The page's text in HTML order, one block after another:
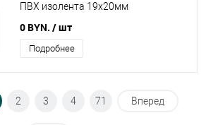
ПВХ изолента 19х20мм
0 BYN. / шт
Подробнее
2 3 4 71 Вперед